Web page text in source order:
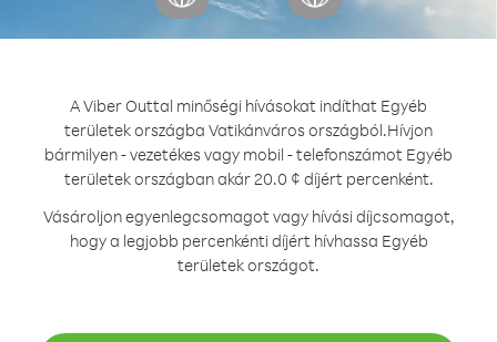
A Viber Outtal minőségi hívásokat indíthat Egyéb
területek országba Vatikánváros országból.Hívjon
bármilyen - vezetékes vagy mobil - telefonszámot Egyéb
területek országban akár 20.0 ¢ díjért percenként.
Vásároljon egyenlegcsomagot vagy hívási díjcsomagot,
hogy a legjobb percenkénti díjért hívhassa Egyéb
területek országot.